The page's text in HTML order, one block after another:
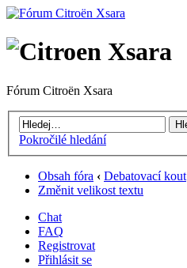
Fórum Citroën Xsara
Pokročilé hledání
Obsah fóra ‹ Debatovací kout
Změnit velikost textu
Chat
FAQ
Registrovat
Přihlásit se